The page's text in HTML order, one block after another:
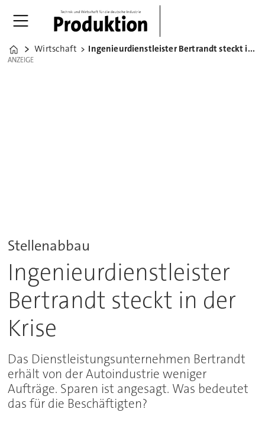
Home
Wirtschaft Ingenieurdienstleister Bertrandt steckt in der Krise
ANZEIGE
ANZEIGE
Stellenabbau
Ingenieurdienstleister
Bertrandt steckt in der
Krise
Das Dienstleistungsunternehmen Bertrandt
erhält von der Autoindustrie weniger
Aufträge. Sparen ist angesagt. Was bedeutet
das für die Beschäftigten?